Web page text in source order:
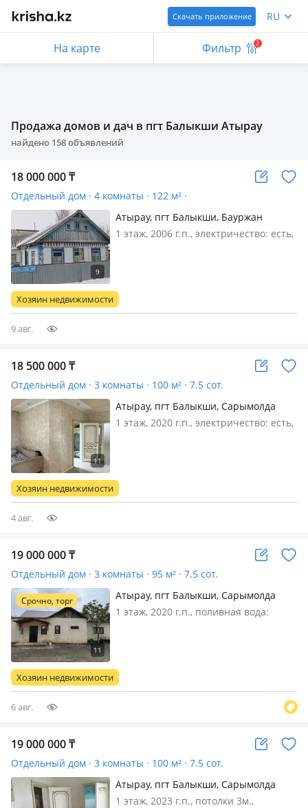
Скачать приложение RU
На карте Фильтр 2
Продажа домов и дач в пгт Балыкши Атырау
найдено 158объявлений
18 000 000₸
Отдельный дом · 4 комнаты · 122 м² ·
Атырау, пгт Балыкши, Бауржан
Момышулы 43 — Остановка Ландыш
1 этаж, 2006 г.п., электричество: есть,
+ доплата. На обмен из расчёта 20
млн. тенге. Дом расположен…
Хозяин недвижимости
9 авг.
18 500 000₸
Отдельный дом · 3 комнаты · 100 м² · 7.5 сот.
Атырау, пгт Балыкши, Сарымолда
досмухаммедодва 10
1 этаж, 2020 г.п., электричество: есть,
жаксы дукен жакын остановка
5.10мин жерде
Хозяин недвижимости
4 авг.
19 000 000₸
Отдельный дом · 3 комнаты · 95 м² · 7.5 сот.
Срочно, торг
Атырау, пгт Балыкши, Сарымолда
досмухаммедодва 10
1 этаж, 2020 г.п., поливная вода:
орналаскан мектеп садик дукен
остановка Бари жакын коршилер
Хозяин недвижимости
6 авг.
19 000 000₸
Отдельный дом · 3 комнаты · 100 м² · 7.5 сот.
Атырау, пгт Балыкши, Сарымолда
досмухаммедова 10
1 этаж, 2023 г.п., потолки 3м.,